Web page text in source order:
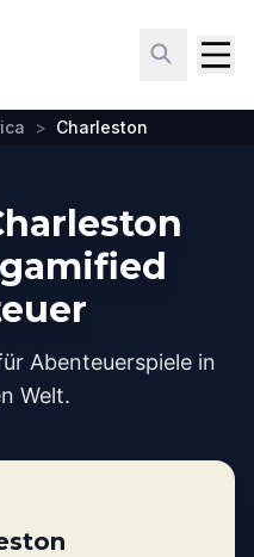
> Charleston
Abenteuerspiele in
Welt.